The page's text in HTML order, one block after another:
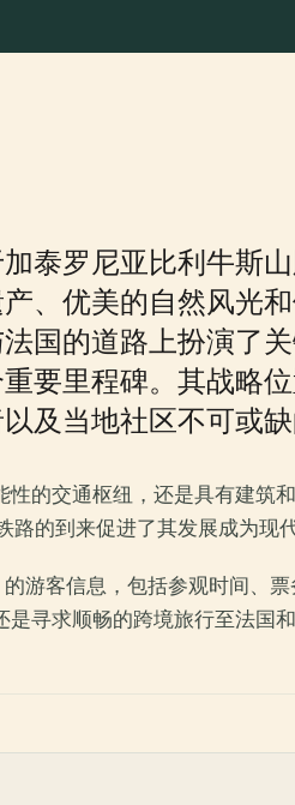
泰罗尼亚比利牛斯
、优美的自然风光
国的道路上扮演了
要里程碑。其战略
及当地社区不可或缺
的交通枢纽，还是具有建筑
的到来促进了其发展成为现
游客信息，包括参观时间、
寻求顺畅的跨境旅行至法国